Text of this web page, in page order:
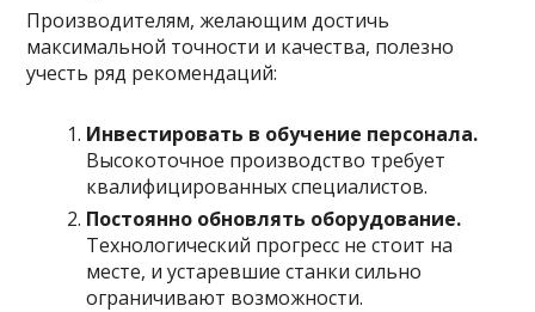
Производителям, желающим достичь
максимальной точности и качества, полезно
учесть ряд рекомендаций:
Инвестировать в обучение персонала.
Высокоточное производство требует
квалифицированных специалистов.
Постоянно обновлять оборудование.
Технологический прогресс не стоит на
месте, и устаревшие станки сильно
ограничивают возможности.